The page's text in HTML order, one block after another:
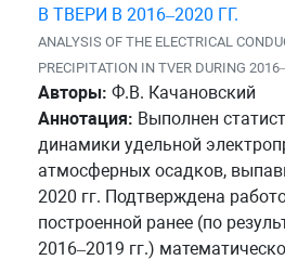
В ТВЕРИ В 2016–2020 ГГ.
ANALYSIS OF THE ELECTRICAL
PRECIPITATION IN TVER DURING
Авторы: Ф.В. Качановский
Аннотация: Выполнен
динамики удельной
атмосферных осадков,
2020 гг. Подтверждена
построенной ранее (по
2016–2019 гг.)